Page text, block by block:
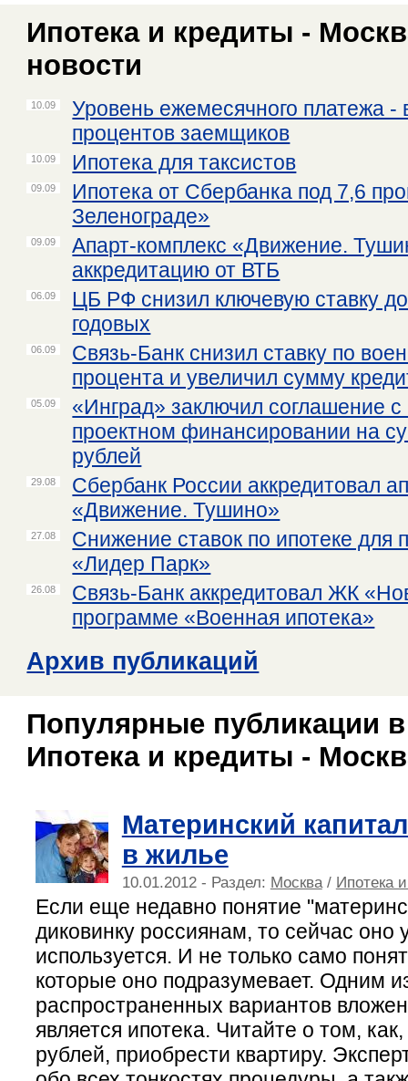
Ипотека и кредиты -
новости
10.09
Уровень ежемесячного платежа -
процентов заемщиков
10.09 Ипотека для таксистов
09.09
Ипотека от Сбербанка под 7,6
Зеленограде»
09.09
Апарт-комплекс «Движение.
аккредитацию от ВТБ
06.09
ЦБ РФ снизил ключевую ставку
годовых
06.09
Связь-Банк снизил ставку по
процента и увеличил сумму
05.09
«Инград» заключил соглашение
проектном финансировании на
рублей
29.08
Сбербанк России аккредитовал
«Движение. Тушино»
27.08
Снижение ставок по ипотеке для
«Лидер Парк»
26.08
Связь-Банк аккредитовал ЖК
программе «Военная ипотека»
Архив публикаций
Популярные публикации
Ипотека и кредиты -
Материнский
в жилье
10.01.2012 - Раздел: Москва/ Ипотека
Если еще недавно понятие
диковинку россиянам, то сейчас оно
используется. И не только само
которые оно подразумевает. Одним
распространенных вариантов
является ипотека. Читайте о том,
рублей, приобрести квартиру.